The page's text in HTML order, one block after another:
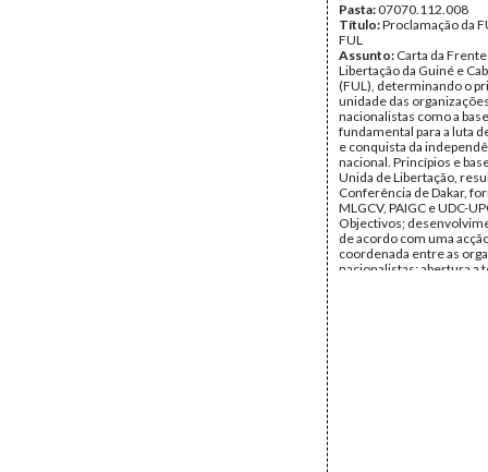
Pasta:07070.112.008
Título:Proclamação da
FUL
Assunto: Carta da
Libertação da Guiné e
(FUL), determinando o
unidade das
nacionalistas como a
fundamental para a luta
e conquista da
nacional. Princípios e
Unida de Libertação,
Conferência de Dakar,
MLGCV, PAIGC e UDC-
Objectivos;
de acordo com uma
coordenada entre as
nacionalistas; abertura a